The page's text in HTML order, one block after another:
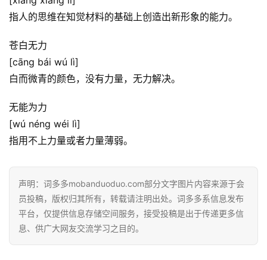
页
好
词
好
句
指人的思维在知觉材料的基础上创造出新形象的能力。
苍白无力
[cāng bái wú lì]
白而微青的颜色，没有力量，无力解决。
无能为力
[wú néng wéi lì]
指用不上力量或者力量薄弱。
声明：词多多mobanduoduo.com部分文字图片内容来源于会
员投稿，版权归其所有，转载请注明出处。词多多系信息发布
平台，仅提供信息存储空间服务，接受投稿是出于传递更多信
息、供广大网友交流学习之目的。